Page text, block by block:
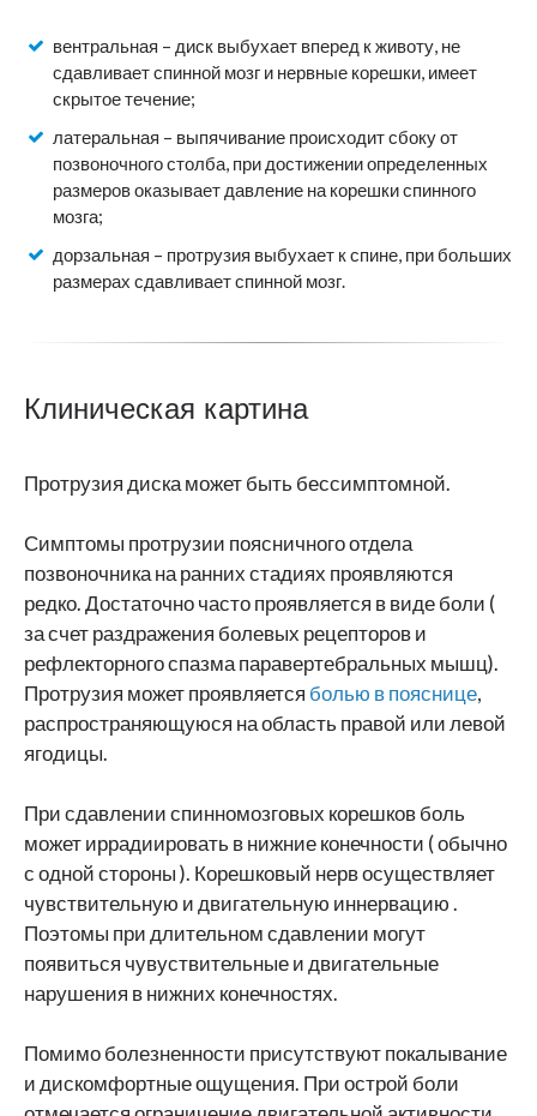
вентральная – диск выбухает вперед к животу, не
сдавливает спинной мозг и нервные корешки, имеет
скрытое течение;
латеральная – выпячивание происходит сбоку от
позвоночного столба, при достижении определенных
размеров оказывает давление на корешки спинного
мозга;
дорзальная – протрузия выбухает к спине, при больших
размерах сдавливает спинной мозг.
Клиническая картина
Протрузия диска может быть бессимптомной.
Симптомы протрузии поясничного отдела
позвоночника на ранних стадиях проявляются
редко. Достаточно часто проявляется в виде боли (
за счет раздражения болевых рецепторов и
рефлекторного спазма паравертебральных мышц).
Протрузия может проявляется болью в пояснице,
распространяющуюся на область правой или левой
ягодицы.
При сдавлении спинномозговых корешков боль
может иррадиировать в нижние конечности ( обычно
с одной стороны ). Корешковый нерв осуществляет
чувствительную и двигательную иннервацию .
Поэтомы при длительном сдавлении могут
появиться чувуствительные и двигательные
нарушения в нижних конечностях.
Помимо болезненности присутствуют покалывание
и дискомфортные ощущения. При острой боли